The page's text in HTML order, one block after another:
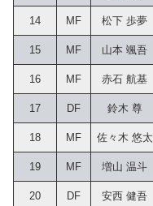
14 MF 松下 歩夢
15 MF 山本 颯吾
16 MF 赤石 航基
17 DF 鈴木 尊
18 MF 佐々木 悠太
19 MF 増山 温斗
20 DF 安西 健吾